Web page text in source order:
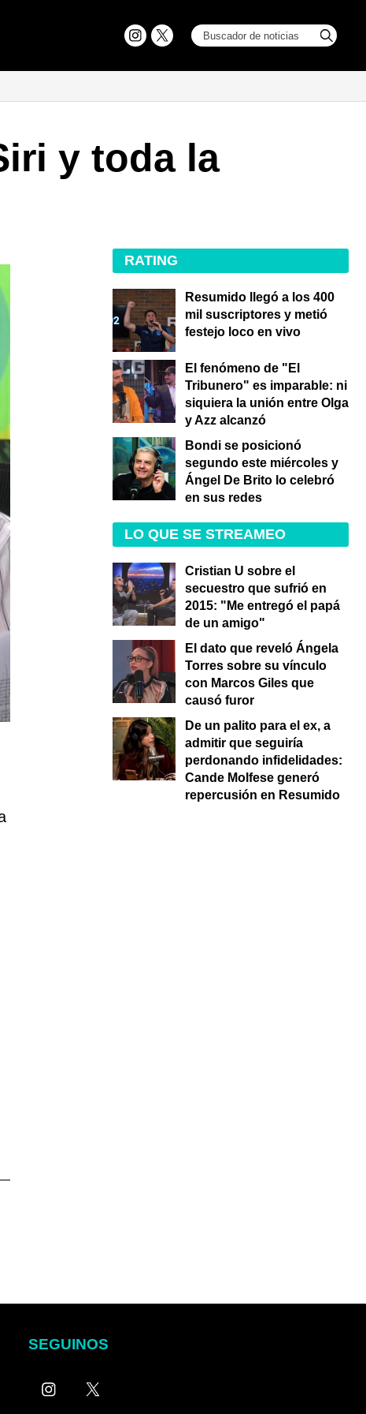
y toda la
RATING
Resumido llegó a los 400
mil suscriptores y metió
festejo loco en vivo
El fenómeno de "El
Tribunero" es imparable: ni
siquiera la unión entre Olga
y Azz alcanzó
Bondi se posicionó
segundo este miércoles y
Ángel De Brito lo celebró
en sus redes
LO QUE SE STREAMEO
Cristian U sobre el
secuestro que sufrió en
2015: "Me entregó el papá
de un amigo"
El dato que reveló Ángela
Torres sobre su vínculo
con Marcos Giles que
causó furor
De un palito para el ex, a
admitir que seguiría
perdonando infidelidades:
Cande Molfese generó
repercusión en Resumido
SEGUINOS